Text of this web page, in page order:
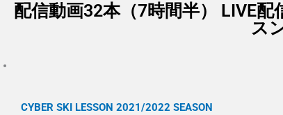
配信動画32本（7時間半） LIVE
ス
CYBER SKI LESSON 2021/2022 SEASON